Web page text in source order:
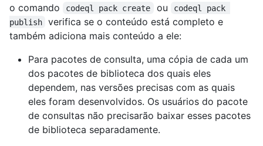
o comando
codeql pack create ou
codeql pack
publish
verifica se o conteúdo está completo e
também adiciona mais conteúdo a ele:
Para pacotes de consulta, uma cópia de cada um
dos pacotes de biblioteca dos quais eles
dependem, nas versões precisas com as quais
eles foram desenvolvidos. Os usuários do pacote
de consultas não precisarão baixar esses pacotes
de biblioteca separadamente.